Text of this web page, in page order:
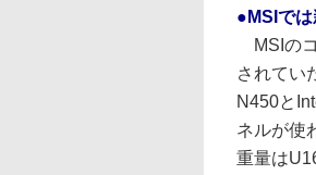
●MSIで
MSIの
されてい
N450と
ネルが使
重量は